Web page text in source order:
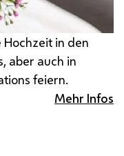
Hochzeit in den
aber auch in
feiern.
Mehr Infos